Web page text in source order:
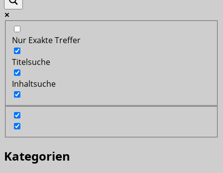
Nur Exakte Treffer
Titelsuche
Inhaltsuche
Kategorien